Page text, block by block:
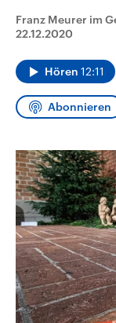
Wahl.
Audio-Archiv
Franz Meurer im
22.12.2020
Hören 12:11
Abonnieren